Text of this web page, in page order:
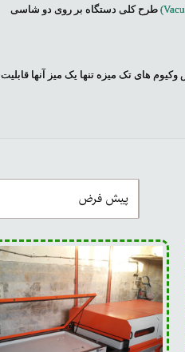
) طرح کلی دستگاه بر روی دو شاسی
های تک میزه تنها یک میز آنها قابلیت